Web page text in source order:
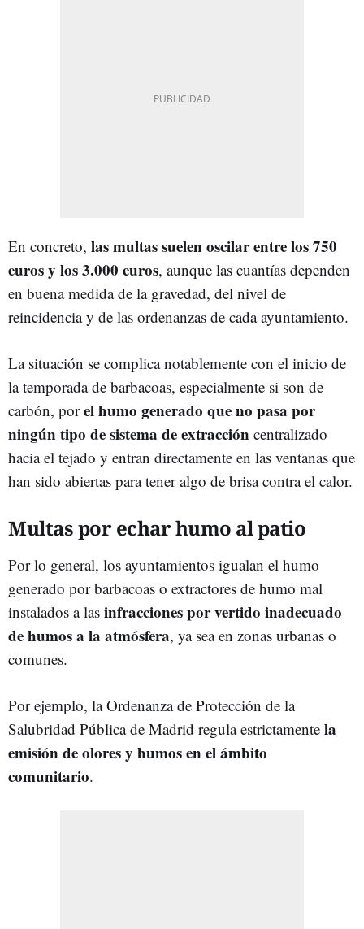
En concreto, las multas suelen oscilar entre los 750
euros y los 3.000 euros, aunque las cuantías dependen
en buena medida de la gravedad, del nivel de
reincidencia y de las ordenanzas de cada ayuntamiento.
La situación se complica notablemente con el inicio de
la temporada de barbacoas, especialmente si son de
carbón, porel humo generado que no pasa por
ningún tipo de sistema de extracción centralizado
hacia el tejado y entran directamente en las ventanas que
han sido abiertas para tener algo de brisa contra el calor.
Multas por echar humo al patio
Por lo general, los ayuntamientos igualan el humo
generado por barbacoas o extractores de humo mal
instalados a las infracciones por vertido inadecuado
de humos a la atmósfera, ya sea en zonas urbanas o
comunes.
Por ejemplo, la Ordenanza de Protección de la
Salubridad Pública de Madrid regula estrictamente la
emisión de olores y humos en el ámbito
comunitario.